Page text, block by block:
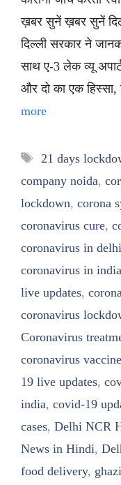
ख़बर सुनें ख़बर सुनें
दिल्ली सरकार ने
साथ ए-3 लेक व्यू
और दो का एक हिस्सा,
more
Tags
21 days
company noida,
lockdown, corona
coronavirus cure,
coronavirus in delhi
coronavirus in india
live updates,
coronavirus
Coronavirus
coronavirus vaccine
19 live updates,
india, covid-19
cases, Delhi NCR
News in Hindi,
food delivery,